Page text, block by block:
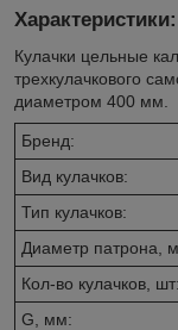
Характеристики:
Кулачки цельные
трехкулачкового
диаметром 400 мм.
Бренд:
Вид кулачков:
Тип кулачков:
Диаметр патрона,
Кол-во кулачков, шт:
G, мм: